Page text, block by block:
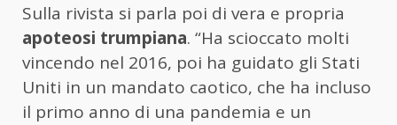
Sulla rivista si parla poi di vera e propria
apoteosi trumpiana. “Ha scioccato molti
vincendo nel 2016, poi ha guidato gli Stati
Uniti in un mandato caotico, che ha incluso
il primo anno di una pandemia e un